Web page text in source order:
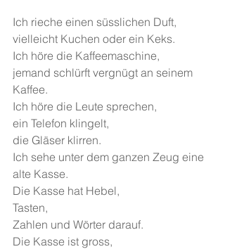
Ich rieche einen süsslichen Duft,
vielleicht Kuchen oder ein Keks.
Ich höre die Kaffeemaschine,
jemand schlürft vergnügt an seinem
Kaffee.
Ich höre die Leute sprechen,
ein Telefon klingelt,
die Gläser klirren.
Ich sehe unter dem ganzen Zeug eine
alte Kasse.
Die Kasse hat Hebel,
Tasten,
Zahlen und Wörter darauf.
Die Kasse ist gross,